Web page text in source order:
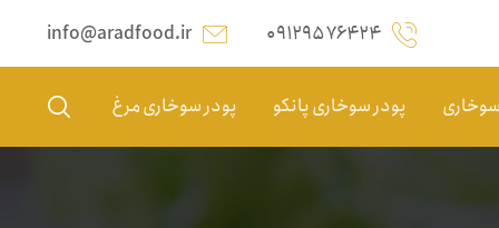
info@aradfood.ir ۰۹۱۲۹۵۷۶۴۲۴
سوخاری پودر سوخاری پانکو پودر سوخاری مرغ